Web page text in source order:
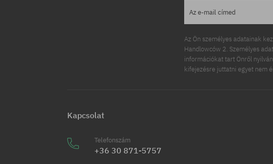
Az e-mail címed
Az Ön személyes adatainak
Handlowców 2. Személyes
információkat tart Önről
kifejezésre juttatni egyet nem
Kapcsolat
Telefonszám
+36 30 871-5757